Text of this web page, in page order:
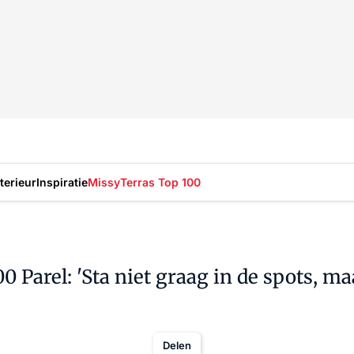
InspiratieMissyTerras Top 100
Parel: 'Sta niet graag in de spots,
Delen